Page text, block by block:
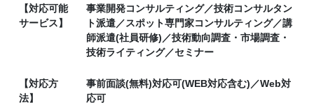
【対応可能
サービス】
事業開発コンサルティング／技術コンサルタン
ト派遣／スポット専門家コンサルティング／講
師派遣(社員研修)／技術動向調査・市場調査・
技術ライティング／セミナー
【対応方
法】
事前面談(無料)対応可(WEB対応含む)／Web対
応可